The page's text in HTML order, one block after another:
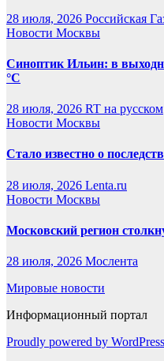
28 июля, 2026 Российская
Новости Москвы
Синоптик Ильин: в
°C
28 июля, 2026 RT на русском
Новости Москвы
Стало известно о
28 июля, 2026 Lenta.ru
Новости Москвы
Московский регион
28 июля, 2026 Мослента
Мировые новости
Информационный портал
Proudly powered by WordPress